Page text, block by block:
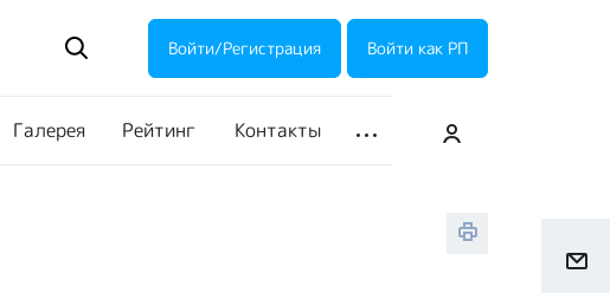
Войти/Регистрация Войти как РП
Галерея Рейтинг Контакты
Прошедшие акции